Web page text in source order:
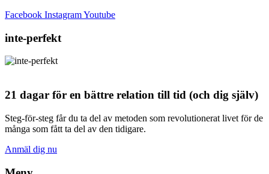
Facebook InstagramYoutube
inte-perfekt
21 dagar för en bättre relation till tid (och dig själv)
Steg-för-steg får du ta del av metoden som revolutionerat livet för de
många som fått ta del av den tidigare.
Anmäl dig nu